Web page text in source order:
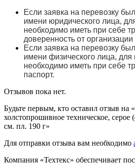
Если заявка на перевозку
имени юридического лица,
необходимо иметь при себе
доверенность от организации
Если заявка на перевозку
имени физического лица, для
необходимо иметь при себе
паспорт.
Отзывов пока нет.
Будьте первым, кто оставил отзыв на
холстопрошивное техническое,
см. пл. 190 г»
Для отправки отзыва вам необходимо
Компания «Техтекс» обеспечивает